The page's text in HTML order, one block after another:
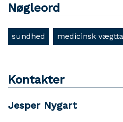
Nøgleord
sundhed medicinsk
Kontakter
Jesper Nygart